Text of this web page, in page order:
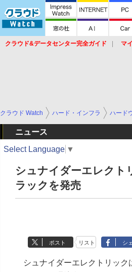
クラウド&データセンター完全ガイド マ
クラウド Watch ハード・インフラ ハード
ニュース
Select Language ▼
シュナイダーエレクト
ラックを発売
ポスト リスト シ
シュナイダーエレクトリック